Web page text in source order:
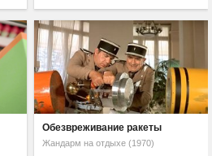
Обезвреживание ракеты
Жандарм на отдыхе (1970)